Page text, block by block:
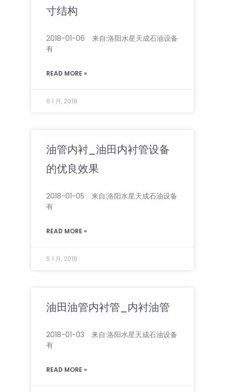
寸结构
2018-01-06 来自:洛阳水星天成石油设备
有
READ MORE »
6 1 月, 2018
油管内衬_油田内衬管设备
的优良效果
2018-01-05 来自:洛阳水星天成石油设备
有
READ MORE »
5 1 月, 2018
油田油管内衬管_内衬油管
2018-01-03 来自:洛阳水星天成石油设备
有
READ MORE »